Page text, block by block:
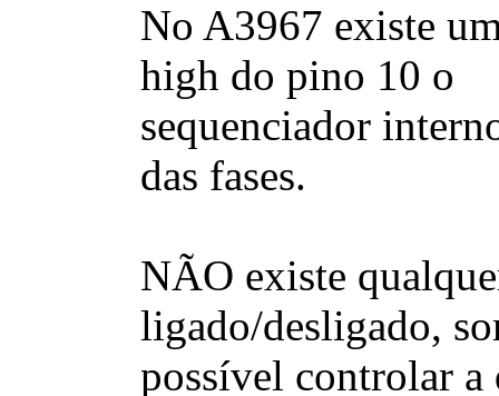
No A3967 existe
high do pino 10 o
sequenciador
das fases.
NÃO existe
ligado/desligado,
possível controlar a